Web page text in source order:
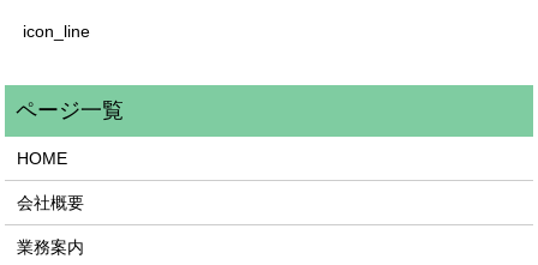
icon_line
HOME
会社概要
業務案内